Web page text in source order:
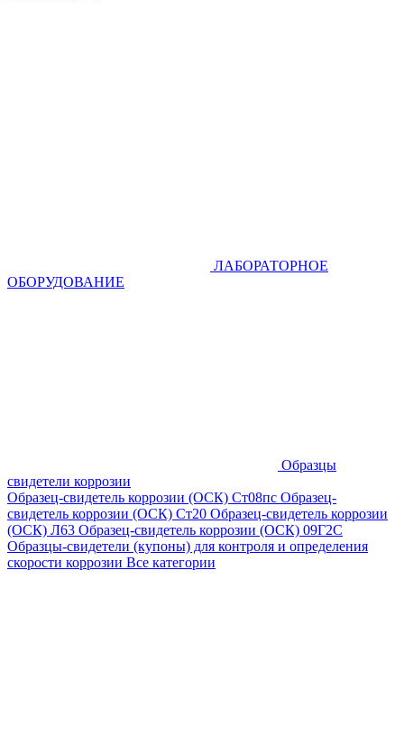
ЛАБОРАТОРНОЕ
ОБОРУДОВАНИЕ
Образцы
свидетели коррозии
Образец-свидетель коррозии (ОСК) Ст08пс Образец-
свидетель коррозии (ОСК) Ст20 Образец-свидетель коррозии
(ОСК) Л63 Образец-свидетель коррозии (ОСК) 09Г2С
Образцы-свидетели (купоны) для контроля и определения
скорости коррозии Все категории